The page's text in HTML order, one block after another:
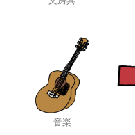
音楽